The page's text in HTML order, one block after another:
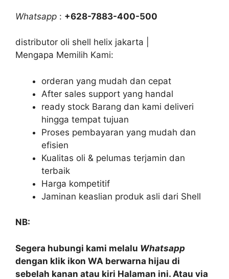
Whatsapp : +628-7883-400-500
distributor oli shell helix jakarta |
Mengapa Memilih Kami:
orderan yang mudah dan cepat
After sales support yang handal
ready stock Barang dan kami deliveri
hingga tempat tujuan
Proses pembayaran yang mudah dan
efisien
Kualitas oli & pelumas terjamin dan
terbaik
Harga kompetitif
Jaminan keaslian produk asli dari Shell
NB:
Segera hubungi kami melalu Whatsapp
dengan klik ikon WA berwarna hijau di
sebelah kanan atau kiri Halaman ini. Atau via